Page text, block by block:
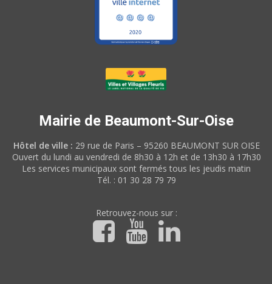
Mairie de Beaumont-Sur-Oise
Hôtel de ville : 29 rue de Paris – 95260 BEAUMONT SUR OISE
Ouvert du lundi au vendredi de 8h30 à 12h et de 13h30 à 17h30
Les services municipaux sont fermés tous les jeudis matin
Tél. : 01 30 28 79 79
Retrouvez-nous sur :